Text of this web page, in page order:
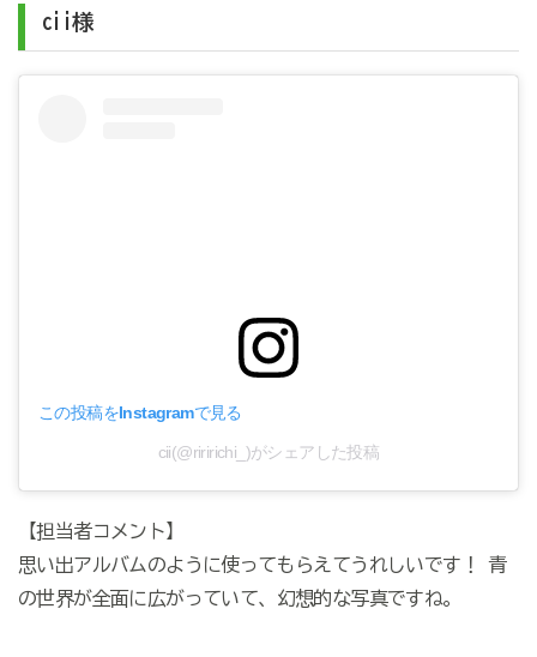
cii様
この投稿をInstagramで見る
cii(@riririchi_)がシェアした投稿
【担当者コメント】
思い出アルバムのように使ってもらえてうれしいです！ 青
の世界が全面に広がっていて、幻想的な写真ですね。